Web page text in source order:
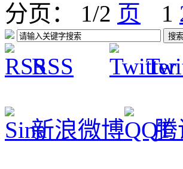
分页： 1/2 1
RSS
新浪微博 腾